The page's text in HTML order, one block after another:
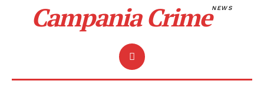
Campania CrimeNEWS